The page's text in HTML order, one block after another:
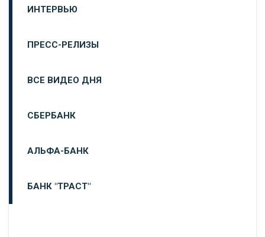
ИНТЕРВЬЮ
ПРЕСС-РЕЛИЗЫ
ВСЕ ВИДЕО ДНЯ
СБЕРБАНК
АЛЬФА-БАНК
БАНК "ТРАСТ"